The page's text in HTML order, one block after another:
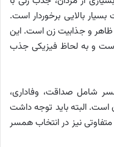
بالایی برخوردار است.
ظاهر و جذابیت زن است. این
است و به لحاظ فیزیکی جذب
شامل صداقت، وفاداری،
البته باید توجه داشت
نیز در انتخاب همسر